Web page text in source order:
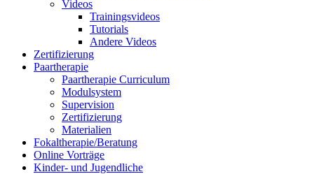
Videos
Trainingsvideos
Tutorials
Andere Videos
Zertifizierung
Paartherapie
Paartherapie Curriculum
Modulsystem
Supervision
Zertifizierung
Materialien
Fokaltherapie/Beratung
Online Vorträge
Kinder- und Jugendliche